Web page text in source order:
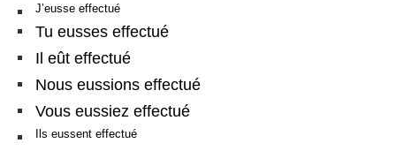
J’eusse effectué
Tu eusses effectué
Il eût effectué
Nous eussions effectué
Vous eussiez effectué
Ils eussent effectué